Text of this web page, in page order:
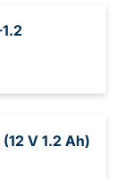
V 1.2 Ah)